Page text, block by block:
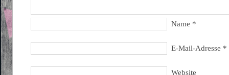
Name *
E-Mail-Adresse *
Website